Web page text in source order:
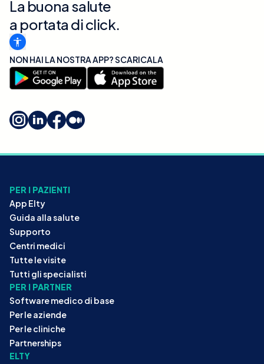
La buona salute
a portata di click.
NON HAI LA NOSTRA APP? SCARICALA
PER I PAZIENTI
App Elty
Guida alla salute
Supporto
Centri medici
Tutte le visite
Tutti gli specialisti
PER I PARTNER
Software medico di base
Per le aziende
Per le cliniche
Partnerships
ELTY